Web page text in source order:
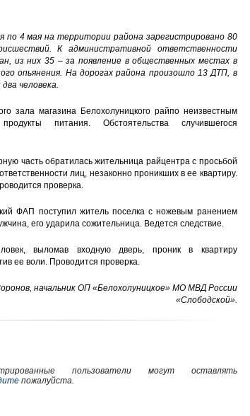
по 4 мая на территории района зарегистрировано 80
К административной ответственности
из них 35 – за появление в общественных местах в
опьянения. На дорогах района произошло 13 ДТП, в
человека.
зала магазина Белохолуницкого райпо неизвестным
питания. Обстоятельства случившегося
часть обратилась жительница райцентра с просьбой
лиц, незаконно проникших в ее квартиру.
проверка.
ФАП поступил житель поселка с ножевым ранением
его ударила сожительница. Ведется следствие.
выломав входную дверь, проник в квартиру
ее воли. Проводится проверка.
начальник ОП «Белохолуницкое» МО МВД России
«Слободской».
пользователи могут оставлять
пожалуйста.